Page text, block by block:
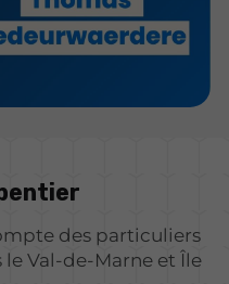
des particuliers
Val-de-Marne et Île